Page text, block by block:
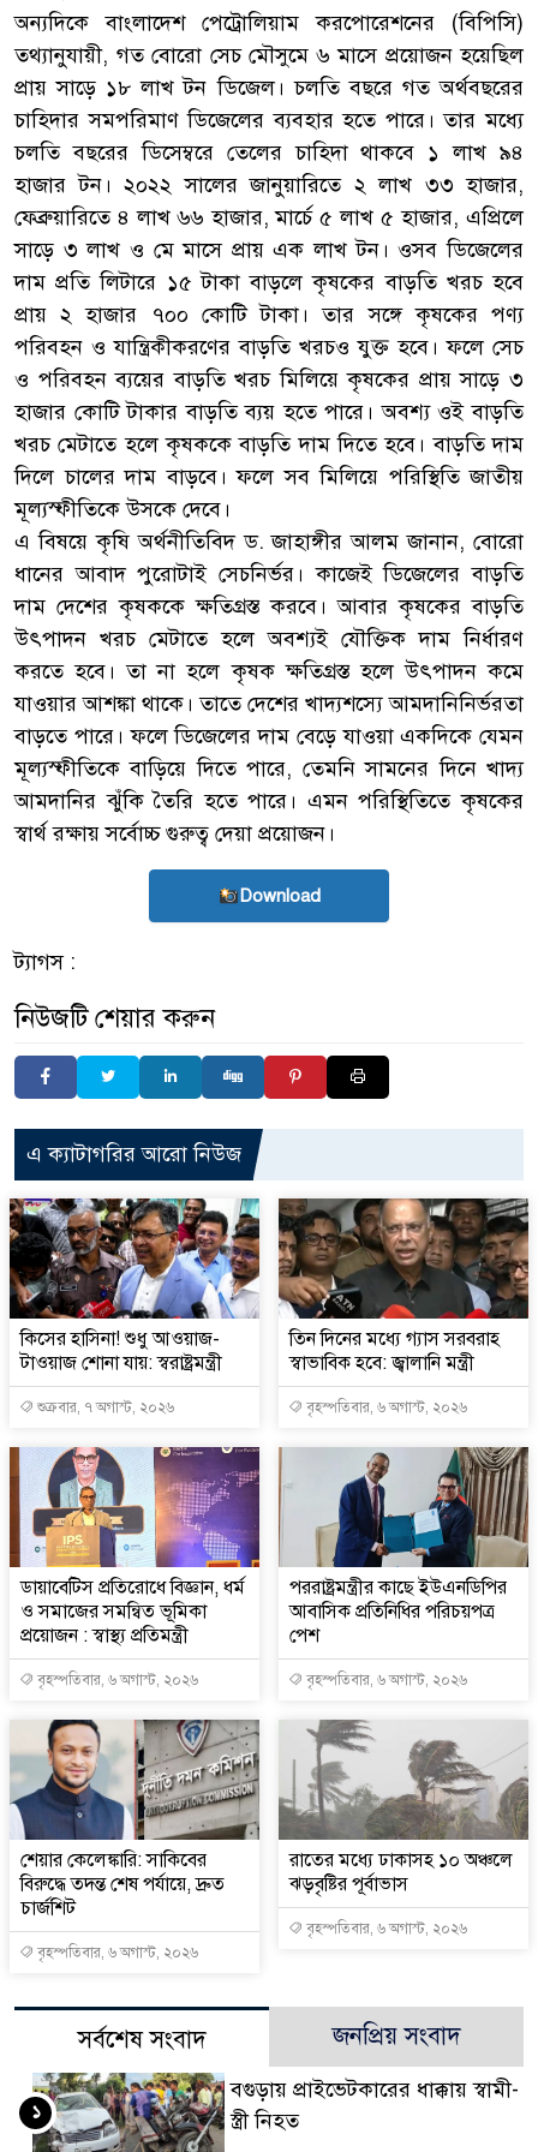
অন্যদিকে বাংলাদেশ পেট্রোলিয়াম করপোরেশনের (বিপিসি)
তথ্যানুযায়ী, গত বোরো সেচ মৌসুমে ৬ মাসে প্রয়োজন হয়েছিল
প্রায় সাড়ে ১৮ লাখ টন ডিজেল। চলতি বছরে গত অর্থবছরের
চাহিদার সমপরিমাণ ডিজেলের ব্যবহার হতে পারে। তার মধ্যে
চলতি বছরের ডিসেম্বরে তেলের চাহিদা থাকবে ১ লাখ ৯৪
হাজার টন। ২০২২ সালের জানুয়ারিতে ২ লাখ ৩৩ হাজার,
ফেব্রুয়ারিতে ৪ লাখ ৬৬ হাজার, মার্চে ৫ লাখ ৫ হাজার, এপ্রিলে
সাড়ে ৩ লাখ ও মে মাসে প্রায় এক লাখ টন। ওসব ডিজেলের
দাম প্রতি লিটারে ১৫ টাকা বাড়লে কৃষকের বাড়তি খরচ হবে
প্রায় ২ হাজার ৭০০ কোটি টাকা। তার সঙ্গে কৃষকের পণ্য
পরিবহন ও যান্ত্রিকীকরণের বাড়তি খরচও যুক্ত হবে। ফলে সেচ
ও পরিবহন ব্যয়ের বাড়তি খরচ মিলিয়ে কৃষকের প্রায় সাড়ে ৩
হাজার কোটি টাকার বাড়তি ব্যয় হতে পারে। অবশ্য ওই বাড়তি
খরচ মেটাতে হলে কৃষককে বাড়তি দাম দিতে হবে। বাড়তি দাম
দিলে চালের দাম বাড়বে। ফলে সব মিলিয়ে পরিস্থিতি জাতীয়
মূল্যস্ফীতিকে উসকে দেবে।
এ বিষয়ে কৃষি অর্থনীতিবিদ ড. জাহাঙ্গীর আলম জানান, বোরো
ধানের আবাদ পুরোটাই সেচনির্ভর। কাজেই ডিজেলের বাড়তি
দাম দেশের কৃষককে ক্ষতিগ্রস্ত করবে। আবার কৃষকের বাড়তি
উৎপাদন খরচ মেটাতে হলে অবশ্যই যৌক্তিক দাম নির্ধারণ
করতে হবে। তা না হলে কৃষক ক্ষতিগ্রস্ত হলে উৎপাদন কমে
যাওয়ার আশঙ্কা থাকে। তাতে দেশের খাদ্যশস্যে আমদানিনির্ভরতা
বাড়তে পারে। ফলে ডিজেলের দাম বেড়ে যাওয়া একদিকে যেমন
মূল্যস্ফীতিকে বাড়িয়ে দিতে পারে, তেমনি সামনের দিনে খাদ্য
আমদানির ঝুঁকি তৈরি হতে পারে। এমন পরিস্থিতিতে কৃষকের
স্বার্থ রক্ষায় সর্বোচ্চ গুরুত্ব দেয়া প্রয়োজন।
Download
ট্যাগস :
নিউজটি শেয়ার করুন
এ ক্যাটাগরির আরো নিউজ
কিসের হাসিনা! শুধু আওয়াজ-
টাওয়াজ শোনা যায়: স্বরাষ্ট্রমন্ত্রী
শুক্রবার, ৭ অগাস্ট, ২০২৬
তিন দিনের মধ্যে গ্যাস সরবরাহ
স্বাভাবিক হবে: জ্বালানি মন্ত্রী
বৃহস্পতিবার, ৬ অগাস্ট, ২০২৬
ডায়াবেটিস প্রতিরোধে বিজ্ঞান, ধর্ম
ও সমাজের সমন্বিত ভূমিকা
প্রয়োজন : স্বাস্থ্য প্রতিমন্ত্রী
বৃহস্পতিবার, ৬ অগাস্ট, ২০২৬
পররাষ্ট্রমন্ত্রীর কা‌ছে ইউএনডিপির
আবাসিক প্রতিনিধির পরিচয়পত্র
পেশ
বৃহস্পতিবার, ৬ অগাস্ট, ২০২৬
শেয়ার কেলেঙ্কারি: সাকিবের
বিরুদ্ধে তদন্ত শেষ পর্যায়ে, দ্রুত
চার্জশিট
বৃহস্পতিবার, ৬ অগাস্ট, ২০২৬
রাতের মধ্যে ঢাকাসহ ১০ অঞ্চলে
ঝড়বৃষ্টির পূর্বাভাস
বৃহস্পতিবার, ৬ অগাস্ট, ২০২৬
সর্বশেষ সংবাদ জনপ্রিয় সংবাদ
বগুড়ায় প্রাইভেটকারের ধাক্কায় স্বামী-
স্ত্রী নিহত
১